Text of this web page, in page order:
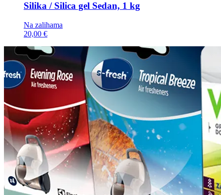
Silika / Silica gel Sedan, 1 kg
Na zalihama
20,00 €